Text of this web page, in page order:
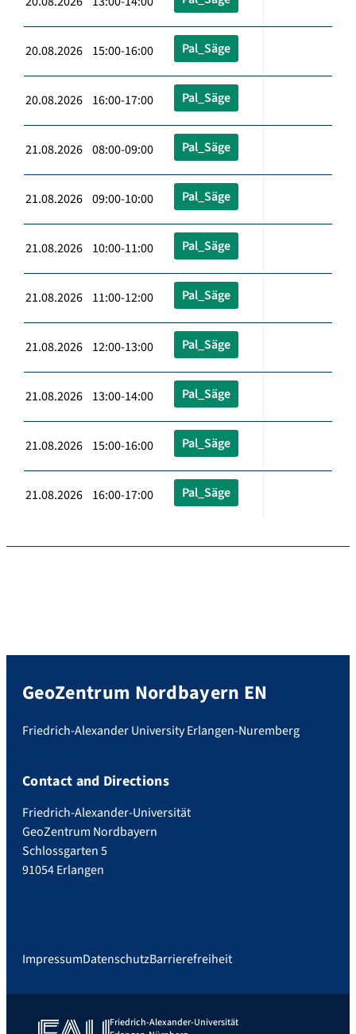
20.08.2026 15:00-16:00 Pal_Säge
20.08.2026 16:00-17:00 Pal_Säge
21.08.2026 08:00-09:00 Pal_Säge
21.08.2026 09:00-10:00 Pal_Säge
21.08.2026 10:00-11:00 Pal_Säge
21.08.2026 11:00-12:00 Pal_Säge
21.08.2026 12:00-13:00 Pal_Säge
21.08.2026 13:00-14:00 Pal_Säge
21.08.2026 15:00-16:00 Pal_Säge
21.08.2026 16:00-17:00 Pal_Säge
GeoZentrum Nordbayern EN
Friedrich-Alexander University Erlangen-Nuremberg
Contact and Directions
Friedrich-Alexander-Universität
GeoZentrum Nordbayern
Schlossgarten 5
91054 Erlangen
ImpressumDatenschutzBarrierefreiheit
Friedrich-Alexander-Universität